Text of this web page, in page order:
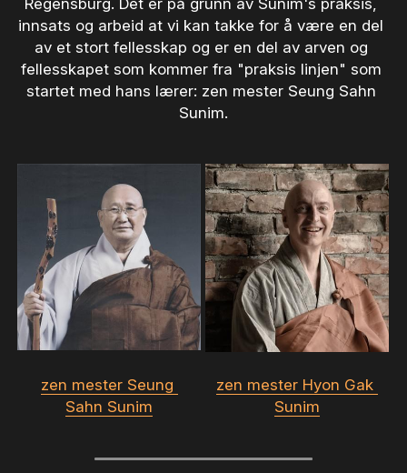
innsats og arbeid at vi kan takke for å være en del
av et stort fellesskap og er en del av arven og
fellesskapet som kommer fra "praksis linjen" som
startet med hans lærer: zen mester Seung Sahn
Sunim.
zen mester Seung
Sahn Sunim
zen mester Hyon Gak
Sunim